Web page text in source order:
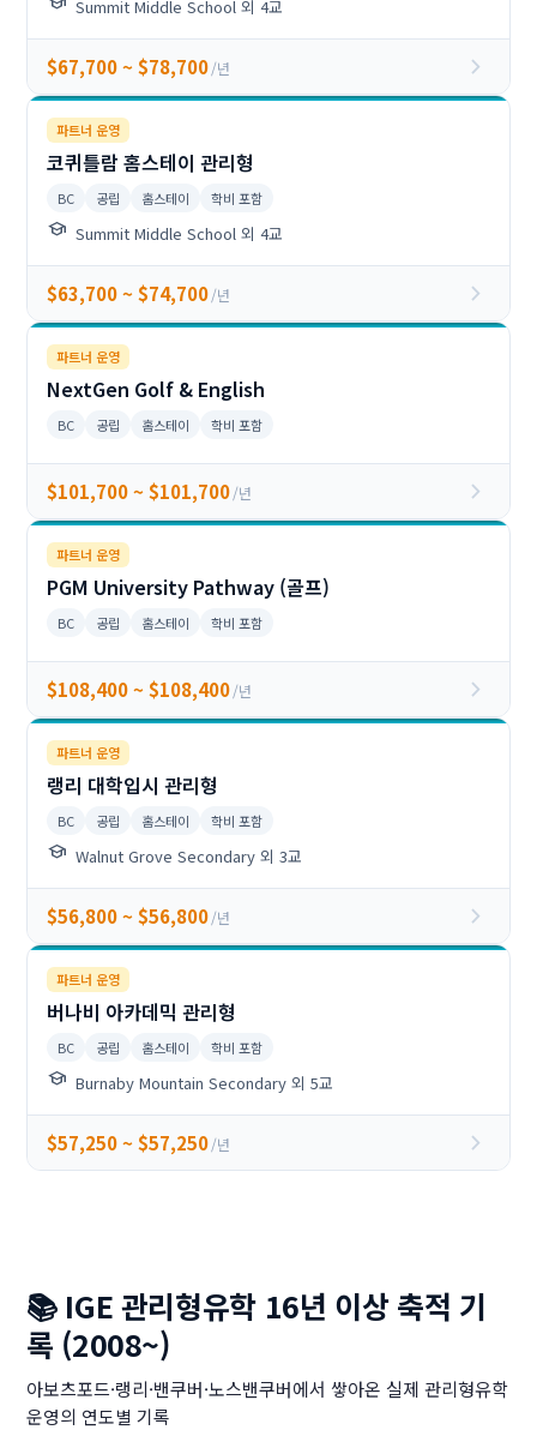
Summit Middle School 외 4교
$67,700 ~ $78,700/년 chevron_right
파트너 운영
코퀴틀람 홈스테이 관리형
BC 공립 홈스테이 학비 포함
school Summit Middle School 외 4교
$63,700 ~ $74,700/년 chevron_right
파트너 운영
NextGen Golf & English
BC 공립 홈스테이 학비 포함
$101,700 ~ $101,700/년 chevron_right
파트너 운영
PGM University Pathway (골프)
BC 공립 홈스테이 학비 포함
$108,400 ~ $108,400/년 chevron_right
파트너 운영
랭리 대학입시 관리형
BC 공립 홈스테이 학비 포함
school Walnut Grove Secondary 외 3교
$56,800 ~ $56,800/년 chevron_right
파트너 운영
버나비 아카데믹 관리형
BC 공립 홈스테이 학비 포함
school Burnaby Mountain Secondary 외 5교
$57,250 ~ $57,250/년 chevron_right
📚 IGE 관리형유학 16년 이상 축적 기
록 (2008~)
아보츠포드·랭리·밴쿠버·노스밴쿠버에서 쌓아온 실제 관리형유학
운영의 연도별 기록